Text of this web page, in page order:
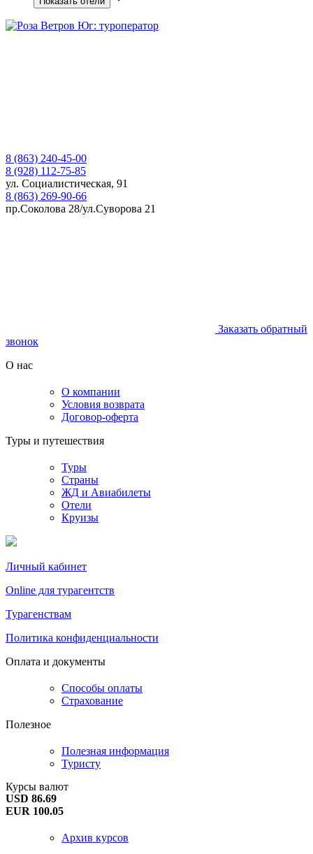
8 (863) 240-45-00
8 (928) 112-75-85
ул. Социалистическая, 91
8 (863) 269-90-66
пр.Соколова 28/ул.Суворова 21
Заказать обратный
звонок
О нас
О компании
Условия возврата
Договор-оферта
Туры и путешествия
Туры
Страны
ЖД и Авиабилеты
Отели
Круизы
Личный кабинет
Online для турагентств
Турагенствам
Политика конфиденциальности
Оплата и документы
Способы оплаты
Страхование
Полезное
Полезная информация
Туристу
Курсы валют
USD 86.69
EUR 100.05
Архив курсов